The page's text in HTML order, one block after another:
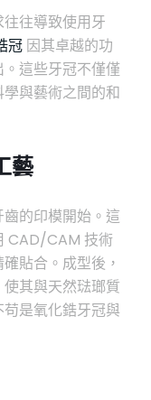
往導致使用牙
冠因其卓越的功
這些牙冠不僅僅
與藝術之間的和
藝
的印模開始。這
CAD/CAM 技術
貼合。成型後，
其與天然琺瑯質
是氧化鋯牙冠與